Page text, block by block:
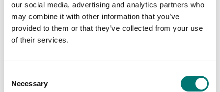
our social media, advertising and analytics partners who
may combine it with other information that you’ve
provided to them or that they’ve collected from your use
of their services.
Selection
Necessary
Vågindikatorer
Kopplingsbox IP67 för